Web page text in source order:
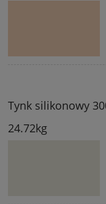
Tynk silikonowy
24.72kg